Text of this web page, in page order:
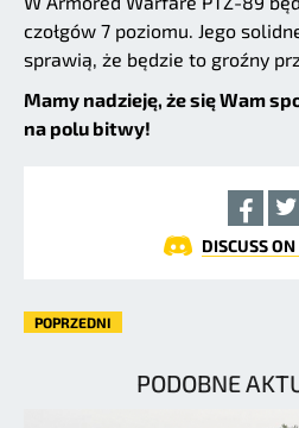
czołgów 7 poziomu. Jego
sprawią, że będzie to groźny
Mamy nadzieję, że się Wam
na polu bitwy!
DISCUSS
POPRZEDNI
PODOBNE